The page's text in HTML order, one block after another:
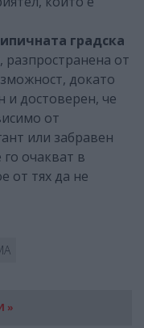
градска
от
докато
и достоверен, че
от
или забравен
очакват в
от тях да не
»